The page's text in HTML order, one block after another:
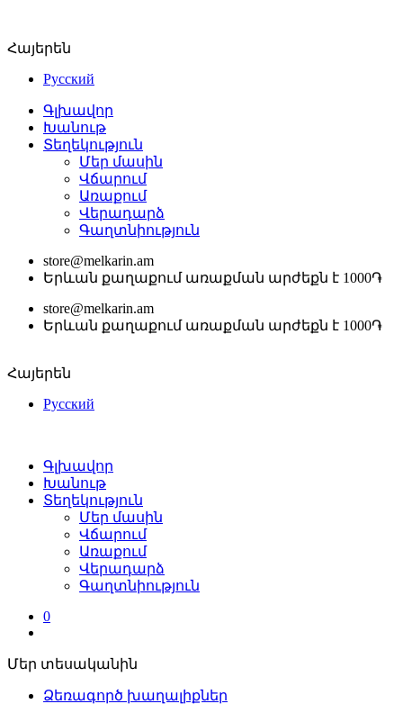
Հայերեն
Русский
Գլխավոր
Խանութ
Տեղեկություն
Մեր մասին
Վճարում
Առաքում
Վերադարձ
Գաղտնիություն
store@melkarin.am
Երևան քաղաքում առաքման արժեքն է 1000֏
store@melkarin.am
Երևան քաղաքում առաքման արժեքն է 1000֏
Հայերեն
Русский
Գլխավոր
Խանութ
Տեղեկություն
Մեր մասին
Վճարում
Առաքում
Վերադարձ
Գաղտնիություն
0
Մեր տեսականին
Ձեռագործ խաղալիքներ